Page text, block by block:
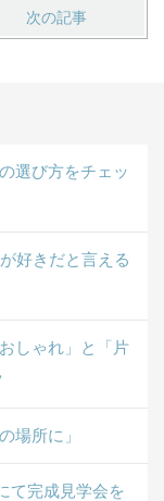
次の記事
選び方をチェッ
好きだと言える
しゃれ」と「片
場所に」
て完成見学会を